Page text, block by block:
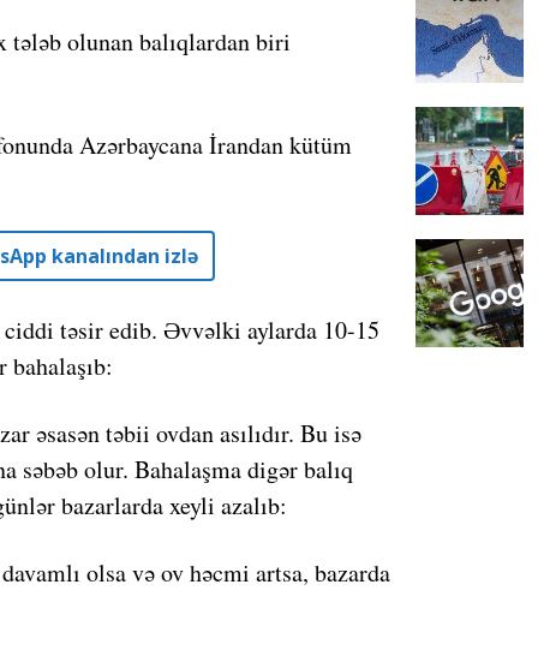
tələb olunan balıqlardan biri
Azərbaycana İrandan kütüm
kanalından izlə
ciddi təsir edib. Əvvəlki aylarda 10-15
əsasən təbii ovdan asılıdır. Bu isə
səbəb olur. Bahalaşma digər balıq
bazarlarda xeyli azalıb:
olsa və ov həcmi artsa, bazarda